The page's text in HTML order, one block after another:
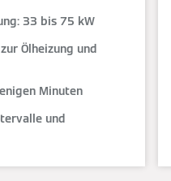
33 bis 75 kW
Ölheizung und
Minuten
und